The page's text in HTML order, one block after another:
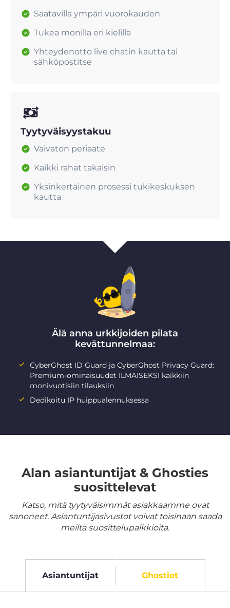
Saatavilla ympäri vuorokauden
Tukea monilla eri kielillä
Yhteydenotto live chatin kautta tai
sähköpostitse
Tyytyväisyystakuu
Vaivaton periaate
Kaikki rahat takaisin
Yksinkertainen prosessi tukikeskuksen
kautta
Älä anna urkkijoiden pilata
kevättunnelmaa:
CyberGhost ID Guard ja CyberGhost Privacy Guard:
Premium-ominaisuudet ILMAISEKSI kaikkiin
monivuotisiin tilauksiin
Dedikoitu IP huippualennuksessa
Alan asiantuntijat & Ghosties
suosittelevat
Katso, mitä tyytyväisimmät asiakkaamme ovat
sanoneet. Asiantuntijasivustot voivat toisinaan saada
meiltä suosittelupalkkioita.
Asiantuntijat Ghostiet